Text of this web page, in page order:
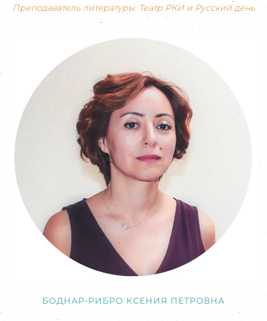
Преподаватель литературы. Театр РКИ и Русский день
БОДНАР-РИБРО КСЕНИЯ ПЕТРОВНА